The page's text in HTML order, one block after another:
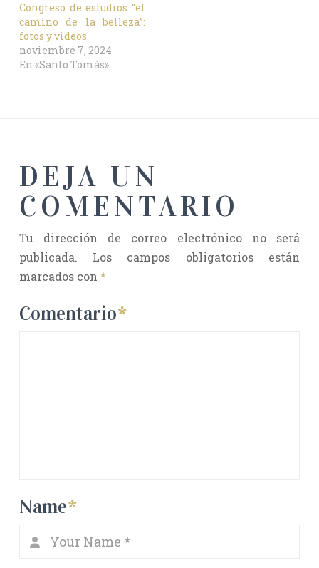
Congreso de estudios “el
camino de la belleza”:
fotos y videos
noviembre 7, 2024
En «Santo Tomás»
DEJA UN
COMENTARIO
Tu dirección de correo electrónico no será
publicada.
Los campos obligatorios están
marcados con *
Comentario*
Name*